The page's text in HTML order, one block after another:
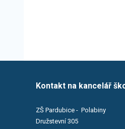
Kontakt na kancelář
ZŠ Pardubice - Polabiny
Družstevní 305